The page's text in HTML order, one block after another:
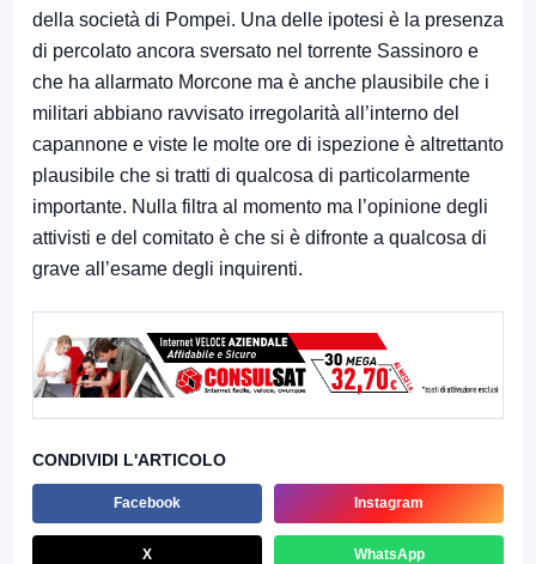
della società di Pompei. Una delle ipotesi è la presenza
di percolato ancora sversato nel torrente Sassinoro e
che ha allarmato Morcone ma è anche plausibile che i
militari abbiano ravvisato irregolarità all’interno del
capannone e viste le molte ore di ispezione è altrettanto
plausibile che si tratti di qualcosa di particolarmente
importante. Nulla filtra al momento ma l’opinione degli
attivisti e del comitato è che si è difronte a qualcosa di
grave all’esame degli inquirenti.
CONDIVIDI L'ARTICOLO
Facebook Instagram
X WhatsApp